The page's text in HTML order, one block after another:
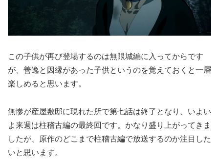
この子供が再び登場するのは無限城編に入ってからです
が、善逸と因縁があった子供というのを覚えておくと一層
楽しめると思います。
無惨が産屋敷邸に現れた所で第七話は終了となり、いよい
よ来週は柱稽古編の最終回です。かなり盛り上がってきま
したが、原作のどこまで柱稽古編で放送するのか注目した
いと思います。